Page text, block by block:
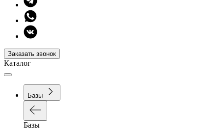
Заказать звонок
Каталог
Базы
Базы